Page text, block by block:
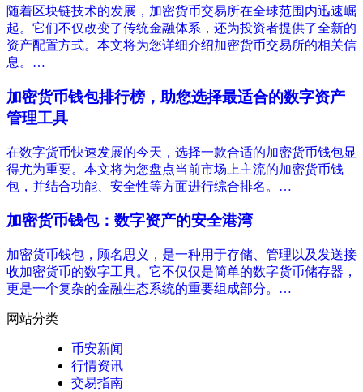
随着区块链技术的发展，加密货币交易所在全球范围内迅速崛
起。它们不仅改变了传统金融体系，还为投资者提供了全新的
资产配置方式。本文将为您详细介绍加密货币交易所的相关信
息。…
加密货币钱包排行榜，助您选择最适合的数字资产
管理工具
在数字货币快速发展的今天，选择一款合适的加密货币钱包显
得尤为重要。本文将为您盘点当前市场上主流的加密货币钱
包，并结合功能、安全性等方面进行综合排名。…
加密货币钱包：数字资产的安全港湾
加密货币钱包，顾名思义，是一种用于存储、管理以及发送接
收加密货币的数字工具。它不仅仅是简单的数字货币储存器，
更是一个复杂的金融生态系统的重要组成部分。…
网站分类
币安新闻
行情资讯
交易指南